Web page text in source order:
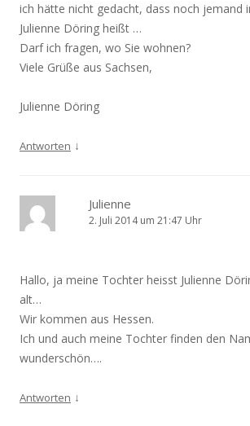
ich hätte nicht gedacht, dass noch jemand
Julienne Döring heißt …
Darf ich fragen, wo Sie wohnen?
Viele Grüße aus Sachsen,
Julienne Döring
Antworten ↓
Julienne
2. Juli 2014 um 21:47 Uhr
Hallo, ja meine Tochter heisst Julienne
alt…
Wir kommen aus Hessen.
Ich und auch meine Tochter finden den
wunderschön….
Antworten ↓